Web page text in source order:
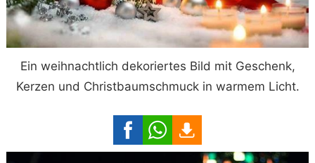
Ein weihnachtlich dekoriertes Bild mit Geschenk,
Kerzen und Christbaumschmuck in warmem Licht.